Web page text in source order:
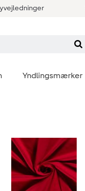
Yndlingsmærker